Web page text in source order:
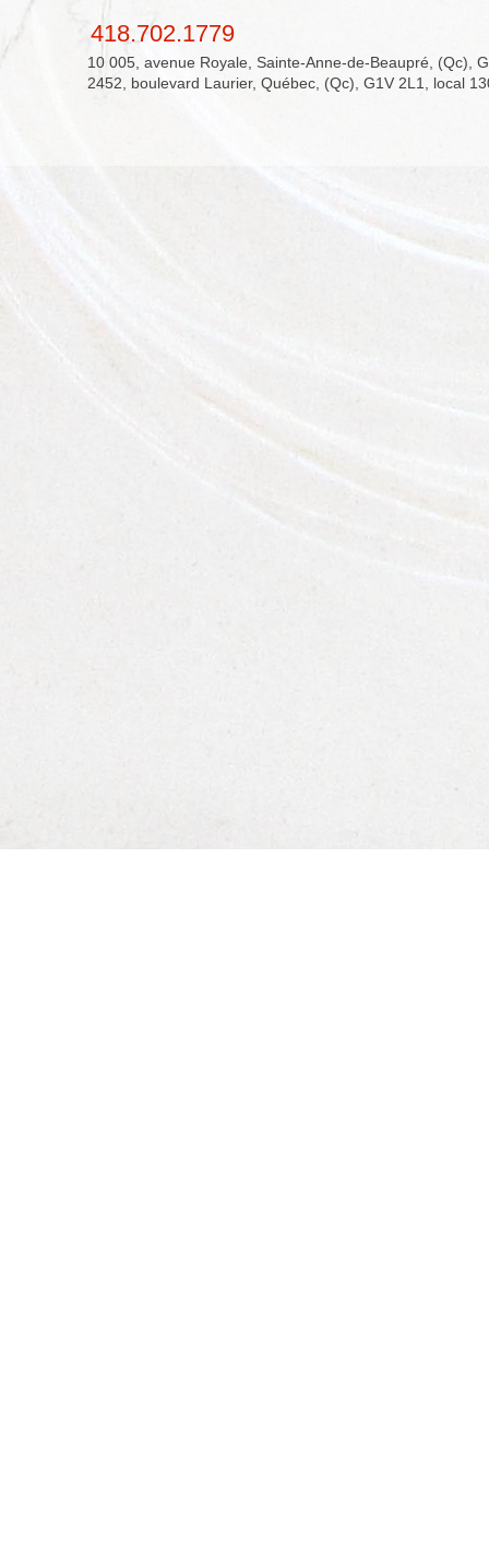
10 005, avenue Royale, Sainte-Anne-de-Beaupré, (Qc),
2452, boulevard Laurier, Québec, (Qc), G1V 2L1, local
418.702.1779